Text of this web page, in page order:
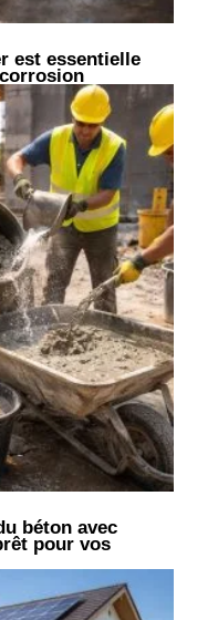
est essentielle
béton avec
pour vos